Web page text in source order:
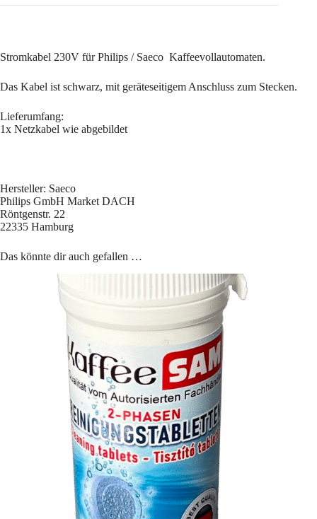
Stromkabel 230V für Philips / Saeco Kaffeevollautomaten.
Das Kabel ist schwarz, mit geräteseitigem Anschluss zum Stecken.
Lieferumfang:
1x Netzkabel wie abgebildet
Hersteller: Saeco
Philips GmbH Market DACH
Röntgenstr. 22
22335 Hamburg
Das könnte dir auch gefallen …